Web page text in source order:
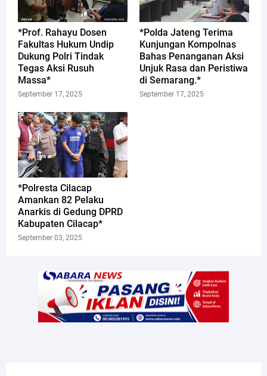
*Prof. Rahayu Dosen
Fakultas Hukum Undip
Dukung Polri Tindak
Tegas Aksi Rusuh
Massa*
September 17, 2025
*Polda Jateng Terima
Kunjungan Kompolnas
Bahas Penanganan Aksi
Unjuk Rasa dan Peristiwa
di Semarang.*
September 17, 2025
*Polresta Cilacap
Amankan 82 Pelaku
Anarkis di Gedung DPRD
Kabupaten Cilacap*
September 03, 2025